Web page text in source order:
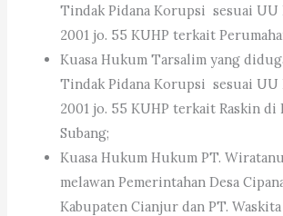
Tindak Pidana Korupsi sesuai UU
2001 jo. 55 KUHP terkait
Kuasa Hukum Tarsalim yang
Tindak Pidana Korupsi sesuai UU
2001 jo. 55 KUHP terkait Raskin di
Subang;
Kuasa Hukum Hukum PT.
melawan Pemerintahan Desa
Kabupaten Cianjur dan PT.